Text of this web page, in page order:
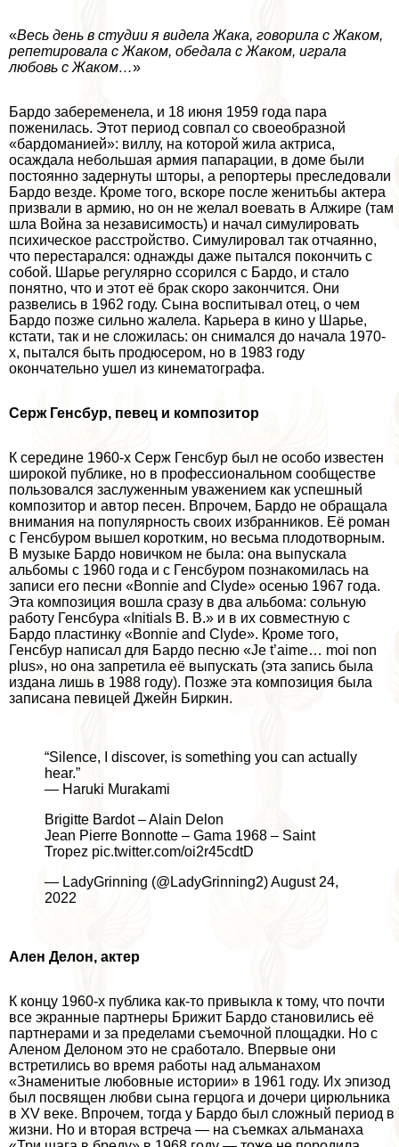
«Весь день в студии я видела Жака, говорила с Жаком,
репетировала с Жаком, обедала с Жаком, играла
любовь с Жаком…»
Бардо забеременела, и 18 июня 1959 года пара
поженилась. Этот период совпал со своеобразной
«бардоманией»: виллу, на которой жила актриса,
осаждала небольшая армия папарации, в доме были
постоянно задернуты шторы, а репортеры преследовали
Бардо везде. Кроме того, вскоре после женитьбы актера
призвали в армию, но он не желал воевать в Алжире (там
шла Война за независимость) и начал симулировать
психическое расстройство. Симулировал так отчаянно,
что перестарался: однажды даже пытался покончить с
собой. Шарье регулярно ссорился с Бардо, и стало
понятно, что и этот её бpaк скоро закончится. Они
развелись в 1962 году. Сына воспитывал отец, о чем
Бардо позже сильно жалела. Карьера в кино у Шарье,
кстати, так и не сложилась: он снимался до начала 1970-
х, пытался быть продюсером, но в 1983 году
окончательно ушел из кинематографа.
Серж Генсбур, певец и композитор
К середине 1960-х Серж Генсбур был не особо известен
широкой публике, но в профессиональном сообществе
пользовался заслуженным уважением как успешный
композитор и автор песен. Впрочем, Бардо не обращала
внимания на популярность своих избранников. Её роман
с Генсбуром вышел коротким, но весьма плодотворным.
В музыке Бардо новичком не была: она выпускала
альбомы с 1960 года и с Генсбуром познакомилась на
записи его песни «Bonnie and Clyde» осенью 1967 года.
Эта композиция вошла сразу в два альбома: сольную
работу Генсбура «Initials B. B.» и в их совместную с
Бардо пластинку «Bonnie and Clyde». Кроме того,
Генсбур написал для Бардо песню «Je t’aime… moi non
plus», но она запретила её выпускать (эта запись была
издана лишь в 1988 году). Позже эта композиция была
записана певицей Джейн Биркин.
“Silence, I discover, is something you can actually
hear.”
― Haruki Murakami
Brigitte Bardot – Alain Delon
Jean Pierre Bonnotte – Gama 1968 – Saint
Tropez pic.twitter.com/oi2r45cdtD
— LadyGrinning (@LadyGrinning2) August 24,
2022
Ален Делон, актер
К концу 1960-х публика как-то привыкла к тому, что почти
все экранные партнеры Брижит Бардо становились её
партнерами и за пределами съемочной площадки. Но с
Аленом Делоном это не сработало. Впервые они
встретились во время работы над альманахом
«Знаменитые любовные истории» в 1961 году. Их эпизод
был посвящен любви сына герцога и дочери цирюльника
в XV веке. Впрочем, тогда у Бардо был сложный период в
жизни. Но и вторая встреча — на съемках альманаха